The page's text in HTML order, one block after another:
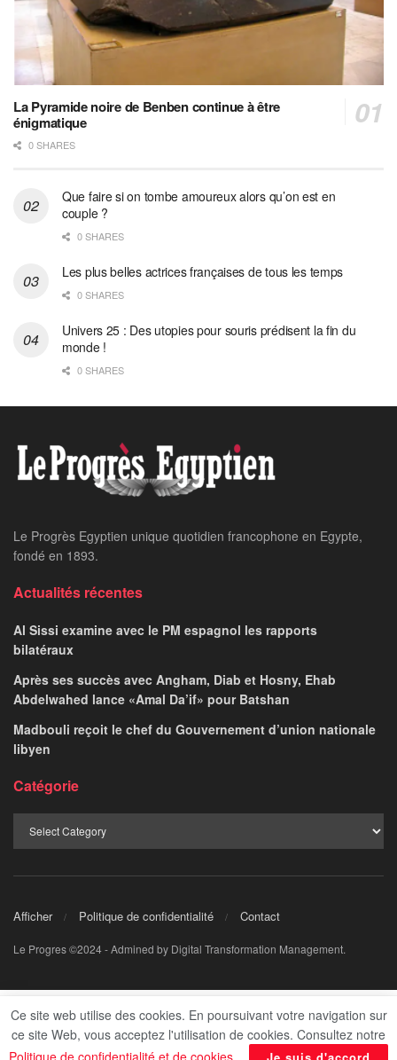
La Pyramide noire de Benben continue à être
énigmatique
0 SHARES
Que faire si on tombe amoureux alors qu’on est en
couple ?
0 SHARES
Les plus belles actrices françaises de tous les temps
0 SHARES
Univers 25 : Des utopies pour souris prédisent la fin du
monde !
0 SHARES
Le Progrès Egyptien unique quotidien francophone en Egypte,
fondé en 1893.
Actualités récentes
Al Sissi examine avec le PM espagnol les rapports
bilatéraux
Après ses succès avec Angham, Diab et Hosny, Ehab
Abdelwahed lance «Amal Da’if» pour Batshan
Madbouli reçoit le chef du Gouvernement d’union nationale
libyen
Catégorie
Afficher Politique de confidentialité Contact
Le Progres ©2024 - Admined by Digital Transformation Management.
Ce site web utilise des cookies. En poursuivant votre navigation sur
ce site Web, vous acceptez l'utilisation de cookies. Consultez notre
Politique de confidentialité et de cookies